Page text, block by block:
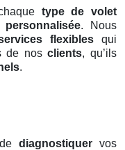
type de volet
. Nous
flexiblesqui
de nosclients, qu’ils
.
diagnostiquer vos